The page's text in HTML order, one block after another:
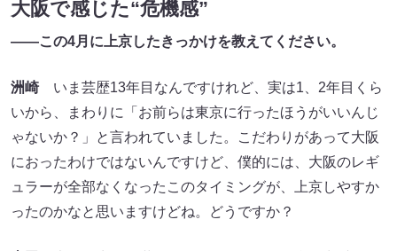
大阪で感じた“危機感”
――この4月に上京したきっかけを教えてください。
洲崎いま芸歴13年目なんですけれど、実は1、2年目くら
いから、まわりに「お前らは東京に行ったほうがいいんじ
ゃないか？」と言われていました。こだわりがあって大阪
におったわけではないんですけど、僕的には、大阪のレギ
ュラーが全部なくなったこのタイミングが、上京しやすか
ったのかなと思いますけどね。どうですか？